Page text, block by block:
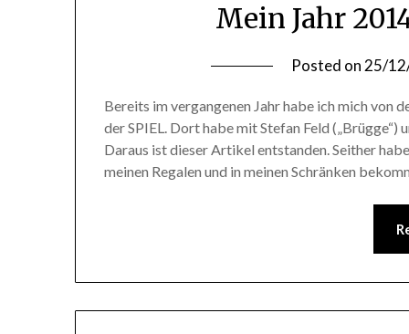
Mein Jahr
Posted on 25/
Bereits im vergangenen Jahr habe ich mich von
der SPIEL. Dort habe mit Stefan Feld („Brügge“)
Daraus ist dieser Artikel entstanden. Seither
meinen Regalen und in meinen Schränken